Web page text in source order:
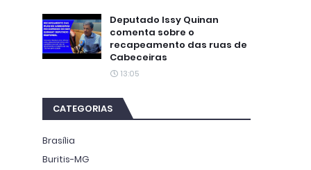
Deputado Issy Quinan
comenta sobre o
recapeamento das ruas de
Cabeceiras
13:05
CATEGORIAS
Brasília
Buritis-MG